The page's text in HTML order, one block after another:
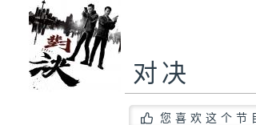
对决
您喜欢这个节